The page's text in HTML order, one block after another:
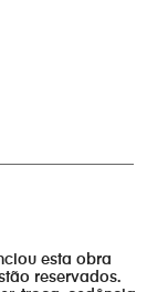
esta obra
reservados.